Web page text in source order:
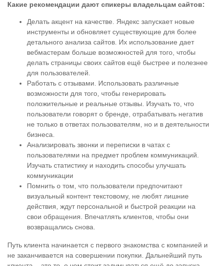
Какие рекомендации дают спикеры владельцам сайтов:
Делать акцент на качестве. Яндекс запускает новые
инструменты и обновляет существующие для более
детального анализа сайтов. Их использование дает
вебмастерам больше возможностей для того, чтобы
делать страницы своих сайтов ещё быстрее и полезнее
для пользователей.
Работать с отзывами. Использовать различные
возможности для того, чтобы генерировать
положительные и реальные отзывы. Изучать то, что
пользователи говорят о бренде, отрабатывать негатив
не только в ответах пользователям, но и в деятельности
бизнеса.
Анализировать звонки и переписки в чатах с
пользователями на предмет проблем коммуникаций.
Изучать статистику и находить способы улучшать
коммуникации
Помнить о том, что пользователи предпочитают
визуальный контент текстовому, не любят лишние
действия, ждут персональной и быстрой реакции на
свои обращения. Впечатлять клиентов, чтобы они
возвращались снова.
Путь клиента начинается с первого знакомства с компанией и
не заканчивается на совершении покупки. Дальнейший путь